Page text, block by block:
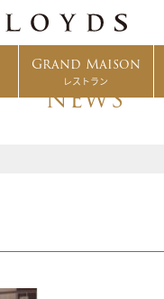
Grand Maison
レストラン
NEWS